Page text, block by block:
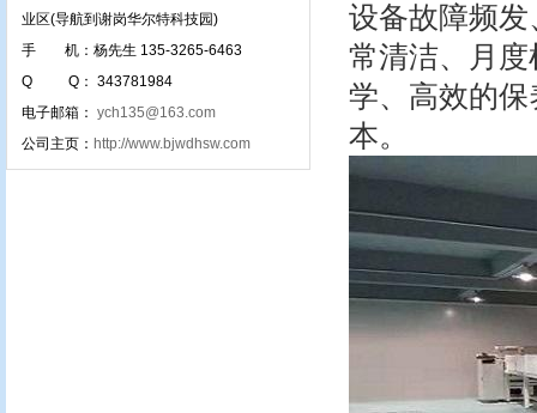
业区(导航到谢岗华尔特科技园)
手 机：杨先生 135-3265-6463
Q Q： 343781984
电子邮箱： ych135@163.com
公司主页： http://www.bjwdhsw.com
设备故障频
常清洁、月
学、高效的
本。